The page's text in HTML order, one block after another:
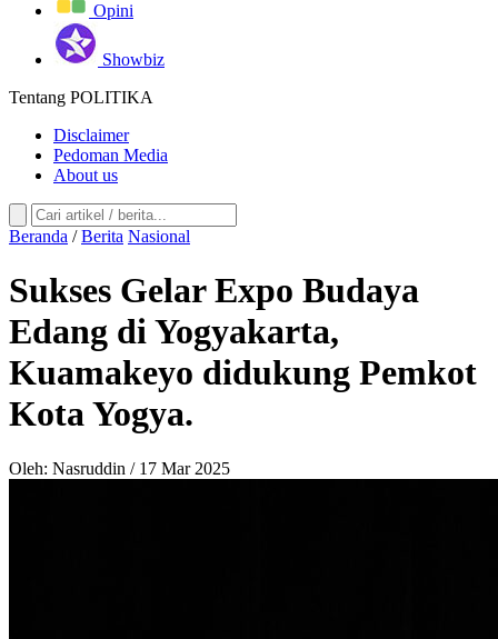
Opini
Showbiz
Tentang POLITIKA
Disclaimer
Pedoman Media
About us
Beranda / Berita Nasional
Sukses Gelar Expo Budaya
Edang di Yogyakarta,
Kuamakeyo didukung Pemkot
Kota Yogya.
Oleh: Nasruddin / 17 Mar 2025